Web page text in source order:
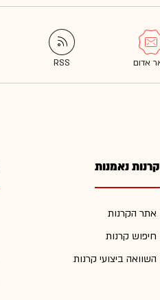
קרנות נאמנות
אתר הקרנות
חיפוש קרנות
השוואה ביצועי קרנות